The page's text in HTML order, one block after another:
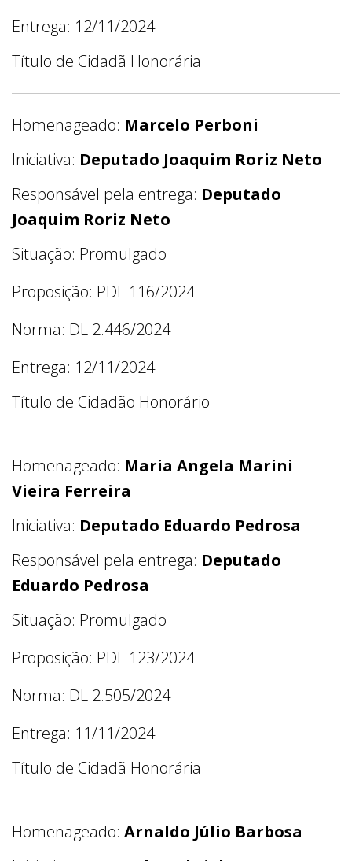
Entrega: 12/11/2024
Título de Cidadã Honorária
Homenageado: Marcelo Perboni
Iniciativa: Deputado Joaquim Roriz Neto
Responsável pela entrega: Deputado
Joaquim Roriz Neto
Situação: Promulgado
Proposição: PDL 116/2024
Norma: DL 2.446/2024
Entrega: 12/11/2024
Título de Cidadão Honorário
Homenageado: Maria Angela Marini
Vieira Ferreira
Iniciativa: Deputado Eduardo Pedrosa
Responsável pela entrega: Deputado
Eduardo Pedrosa
Situação: Promulgado
Proposição: PDL 123/2024
Norma: DL 2.505/2024
Entrega: 11/11/2024
Título de Cidadã Honorária
Homenageado: Arnaldo Júlio Barbosa